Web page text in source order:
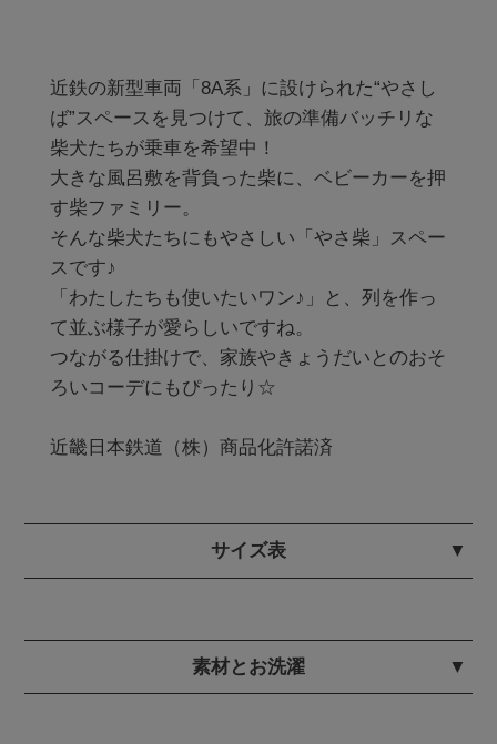
近鉄の新型車両「8A系」に設けられた“やさし
ば”スペースを見つけて、旅の準備バッチリな
柴犬たちが乗車を希望中！
大きな風呂敷を背負った柴に、ベビーカーを押
す柴ファミリー。
そんな柴犬たちにもやさしい「やさ柴」スペー
スです♪
「わたしたちも使いたいワン♪」と、列を作っ
て並ぶ様子が愛らしいですね。
つながる仕掛けで、家族やきょうだいとのおそ
ろいコーデにもぴったり☆
サイズ表
素材とお洗濯